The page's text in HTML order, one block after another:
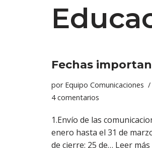
Fechas
por Equipo Comunicaciones
4 comentarios
1.Envío de las
enero hasta el 31 de
de cierre: 25 de… Leer más